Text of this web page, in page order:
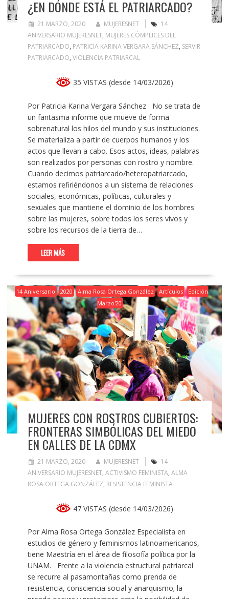
¿EN DÓNDE ESTÁ EL PATRIARCADO?
21 MARZO, 2020 MUJERESNET
14
ANIVERSARIO MUJERESNET, MUJERES CÓMPLICES DEL
PATRIARCADO, PATRICIA KARINA VERGARA SÁNCHEZ, SERVIR
PATRIARCADO, VIOLENCIA PATRIARCAL
35 VISTAS (desde 14/03/2026)
Por Patricia Karina Vergara Sánchez No se trata de
un fantasma informe que mueve de forma
sobrenatural los hilos del mundo y sus instituciones.
Se materializa a partir de cuerpos humanos y los
actos que llevan a cabo. Esos actos, ideas, palabras
son realizados por personas con rostro y nombre.
Cuando decimos patriarcado/heteropatriarcado,
estamos refiriéndonos a un sistema de relaciones
sociales, económicas, políticas, culturales y
sexuales que mantiene el dominio de los hombres
sobre las mujeres, sobre todos los seres vivos y
sobre los recursos de la tierra de…
LEER MÁS
14 Aniversario 2020 Alma Rosa Ortega González Artículos
Edición
Marzo'20
MUJERES CON ROSTROS CUBIERTOS:
FRONTERAS SIMBÓLICAS DEL MIEDO
EN CALLES DE LA CDMX
21 MARZO, 2020 MUJERESNET
14
ANIVERSARIO MUJERESNET, ACTIVISMO FEMINISTA, ALMA
ROSA ORTEGA GONZÁLEZ, RESISTENCIA FEMINISTA
47 VISTAS (desde 14/03/2026)
Por Alma Rosa Ortega González Especialista en
estudios de género y feminismos latinoamericanos,
tiene Maestría en el área de filosofía política por la
UNAM. Frente a la violencia estructural patriarcal
se recurre al pasamontañas como prenda de
resistencia, consciencia social y anarquismo; la